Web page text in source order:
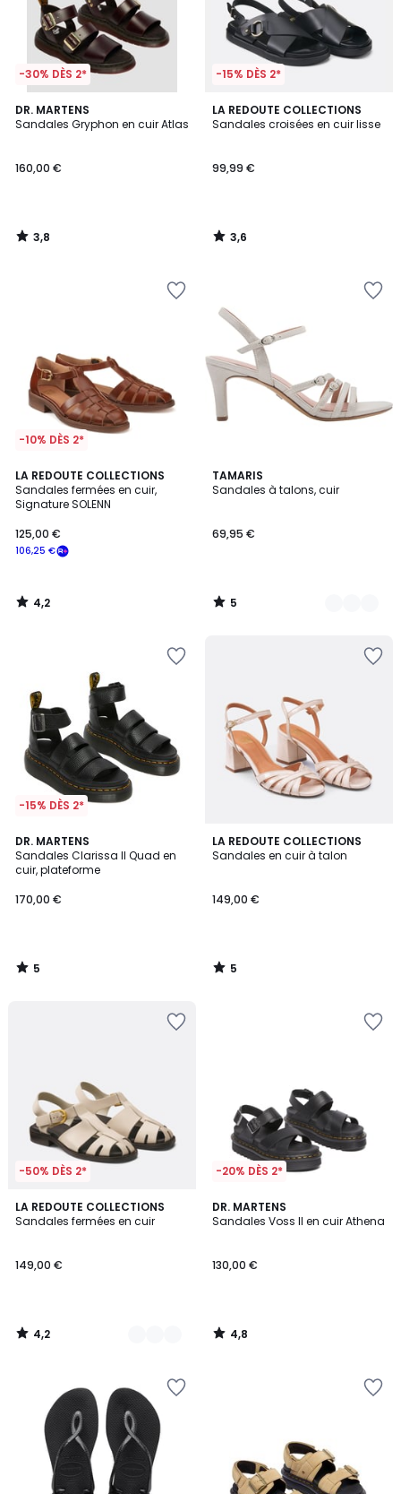
-30% DÈS 2*
DR. MARTENS
Sandales Gryphon en cuir Atlas
160,00 €
3,8
/ 5
3,8
/
-15% DÈS 2*
LA REDOUTE COLLECTIONS
Sandales croisées en cuir lisse
99,99 €
3,6
/ 5
3,6
/
-10% DÈS 2*
LA REDOUTE COLLECTIONS
Sandales fermées en cuir,
Signature SOLENN
106,25 €
125,00 €
4,2
/ 5
4,2
/
TAMARIS
Sandales à talons, cuir
69,95 €
5
/
4
Couleurs
5
/
-15% DÈS 2*
DR. MARTENS
Sandales Clarissa II Quad en
cuir, plateforme
170,00 €
5
/
5
5
/
LA REDOUTE COLLECTIONS
Sandales en cuir à talon
149,00 €
5
/
5
/
-50% DÈS 2*
LA REDOUTE COLLECTIONS
Sandales fermées en cuir
149,00 €
4,2
/ 5
2
Couleurs
4,2
/
-20% DÈS 2*
DR. MARTENS
Sandales Voss II en cuir Athena
130,00 €
4,8
/ 5
4,8
/